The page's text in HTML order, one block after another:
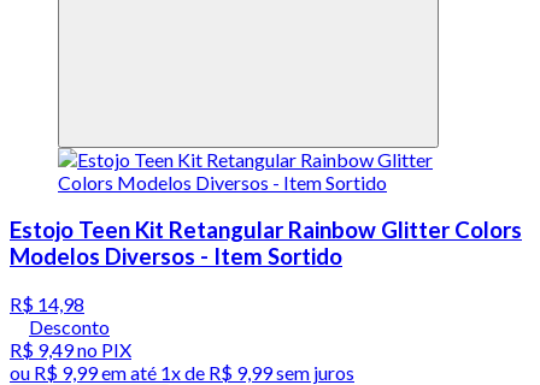
Estojo Teen Kit Retangular Rainbow Glitter Colors
Modelos Diversos - Item Sortido
R$ 14,98
Desconto
R$ 9,49no PIX
ou R$ 9,99em até 1x de R$ 9,99sem juros